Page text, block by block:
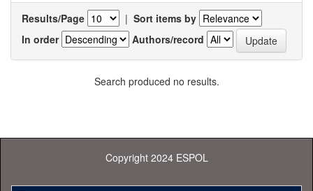
Results/Page | Sort items by
In order
Authors/record
Search produced no results.
Copyright 2024 ESPOL